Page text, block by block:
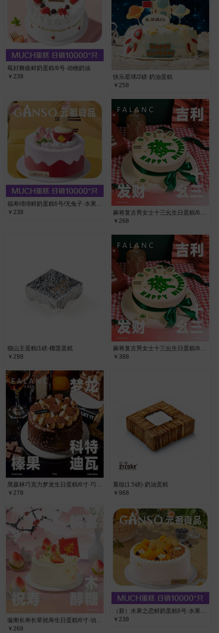
莓好舞曲鲜奶蛋糕/6号·动物奶油
￥238
快乐星球/2磅·奶油蛋糕
￥258
福寿绵绵鲜奶蛋糕6号/无兔子·水果香芋夹心，6号尺寸不含兔子
￥238
麻将复古男女士十三幺生日蛋糕/6寸·进口动物奶油
￥268
猫山王蛋糕/1磅·榴莲蛋糕
￥298
麻将复古男女士十三幺生日蛋糕/8寸·进口动物奶油
￥388
￥278
重组(1.5磅)·奶油蛋糕
￥968
￥268
（新）水果之恋鲜奶蛋糕6号·水果布丁夹心
￥238